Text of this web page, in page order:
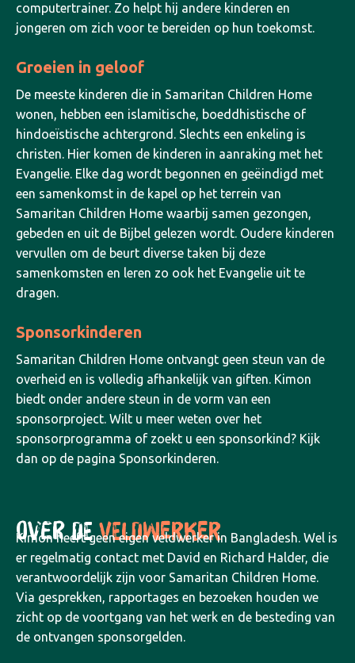
computertrainer. Zo helpt hij andere kinderen en
jongeren om zich voor te bereiden op hun toekomst.
Groeien in geloof
De meeste kinderen die in Samaritan Children Home
wonen, hebben een islamitische, boeddhistische of
hindoeïstische achtergrond. Slechts een enkeling is
christen. Hier komen de kinderen in aanraking met het
Evangelie. Elke dag wordt begonnen en geëindigd met
een samenkomst in de kapel op het terrein van
Samaritan Children Home waarbij samen gezongen,
gebeden en uit de Bijbel gelezen wordt. Oudere kinderen
vervullen om de beurt diverse taken bij deze
samenkomsten en leren zo ook het Evangelie uit te
dragen.
Sponsorkinderen
Samaritan Children Home ontvangt geen steun van de
overheid en is volledig afhankelijk van giften. Kimon
biedt onder andere steun in de vorm van een
sponsorproject. Wilt u meer weten over het
sponsorprogramma of zoekt u een sponsorkind? Kijk
dan op de pagina Sponsorkinderen.
OVER DEVELDWERKER
Kimon heeft geen eigen veldwerker in Bangladesh. Wel is
er regelmatig contact met David en Richard Halder, die
verantwoordelijk zijn voor Samaritan Children Home.
Via gesprekken, rapportages en bezoeken houden we
zicht op de voortgang van het werk en de besteding van
de ontvangen sponsorgelden.